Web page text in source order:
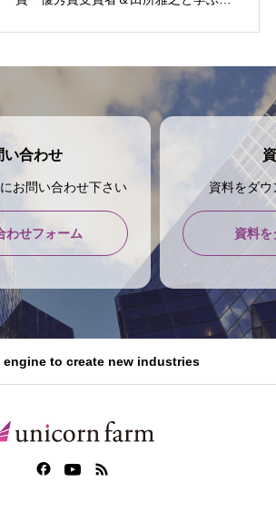
い合わせ
お問い合わせ下さい
わせフォーム
資料をダ
資料を
engine to create new industries